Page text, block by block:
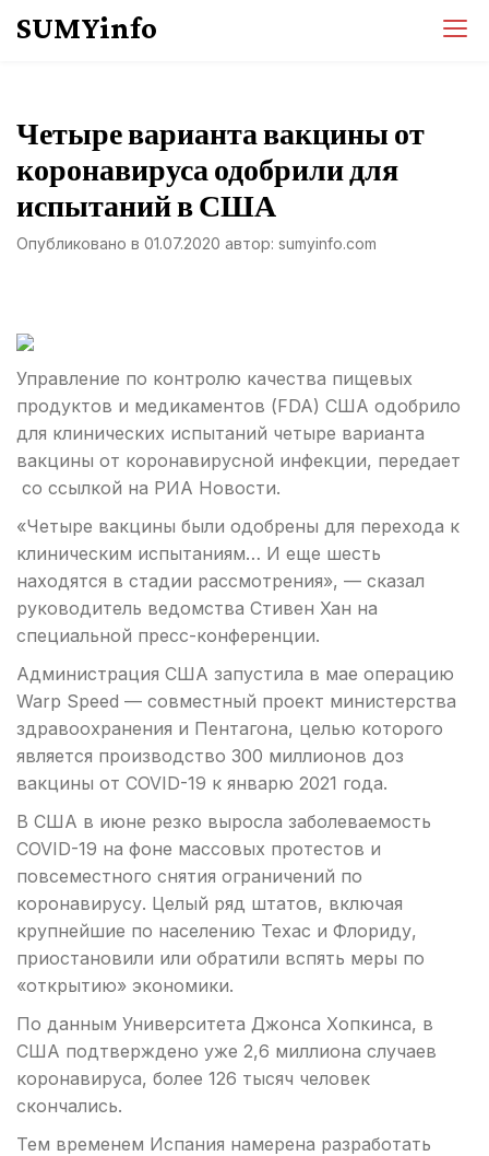
SUMYinfo
Четыре варианта вакцины от
коронавируса одобрили для
испытаний в США
Опубликовано в 01.07.2020 автор: sumyinfo.com
Управление по контролю качества пищевых
продуктов и медикаментов (FDA) США одобрило
для клинических испытаний четыре варианта
вакцины от коронавирусной инфекции, передает
со ссылкой на РИА Новости.
«Четыре вакцины были одобрены для перехода к
клиническим испытаниям… И еще шесть
находятся в стадии рассмотрения», — сказал
руководитель ведомства Стивен Хан на
специальной пресс-конференции.
Администрация США запустила в мае операцию
Warp Speed — совместный проект министерства
здравоохранения и Пентагона, целью которого
является производство 300 миллионов доз
вакцины от COVID-19 к январю 2021 года.
В США в июне резко выросла заболеваемость
COVID-19 на фоне массовых протестов и
повсеместного снятия ограничений по
коронавирусу. Целый ряд штатов, включая
крупнейшие по населению Техас и Флориду,
приостановили или обратили вспять меры по
«открытию» экономики.
По данным Университета Джонса Хопкинса, в
США подтверждено уже 2,6 миллиона случаев
коронавируса, более 126 тысяч человек
скончались.
Тем временем Испания намерена разработать